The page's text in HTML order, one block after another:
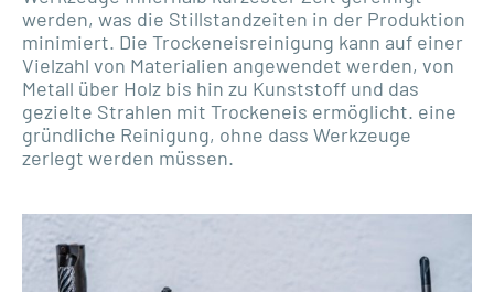
werden, was die Stillstandzeiten in der Produktion
minimiert. Die Trockeneisreinigung kann auf einer
Vielzahl von Materialien angewendet werden, von
Metall über Holz bis hin zu Kunststoff und das
gezielte Strahlen mit Trockeneis ermöglicht. eine
gründliche Reinigung, ohne dass Werkzeuge
zerlegt werden müssen.